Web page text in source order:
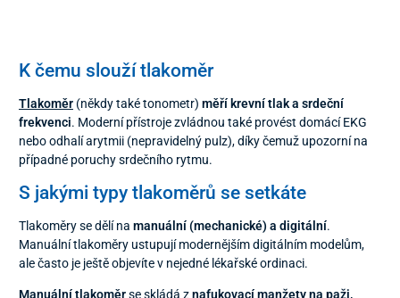
K čemu slouží tlakoměr
Tlakoměr (někdy také tonometr) měří krevní tlak a srdeční
frekvenci. Moderní přístroje zvládnou také provést domácí EKG
nebo odhalí arytmii (nepravidelný pulz), díky čemuž upozorní na
případné poruchy srdečního rytmu.
S jakými typy tlakoměrů se setkáte
Tlakoměry se dělí na manuální (mechanické) a digitální.
Manuální tlakoměry ustupují modernějším digitálním modelům,
ale často je ještě objevíte v nejedné lékařské ordinaci.
Manuální tlakoměrse skládá znafukovací manžety na paži,